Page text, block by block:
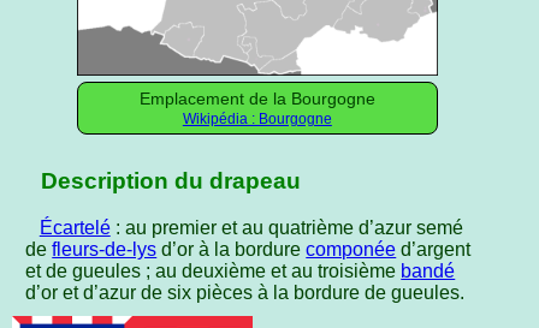
Emplacement de la Bourgogne
Wikipédia : Bourgogne
Description du drapeau
Écartelé: au premier et au quatrième d’azur semé
defleurs-de-lys d’or à la bordurecomponée d’argent
et de gueules ; au deuxième et au troisième bandé
d’or et d’azur de six pièces à la bordure de gueules.